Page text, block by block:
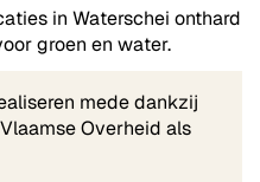
in Waterschei onthard
groen en water.
mede dankzij
Overheid als